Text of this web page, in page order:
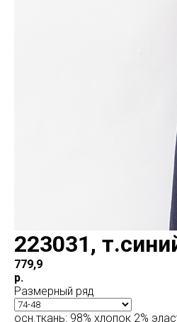
223031,
779,9
р.
Размерный ряд
осн.ткань: 98% хлопок 2%